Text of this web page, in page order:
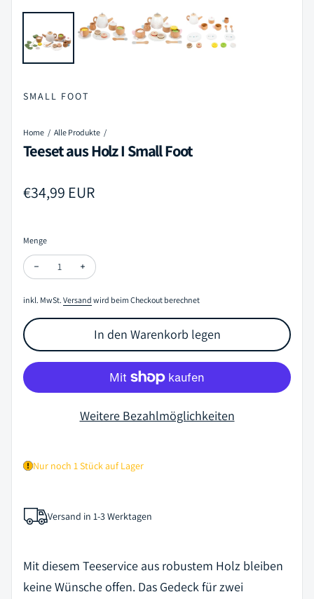
SMALL FOOT
Home Alle Produkte
Teeset aus Holz I Small Foot
Regulärer Preis
€34,99 EUR
Menge
Menge verringern für Teeset aus Holz I Small Foot
Menge erhöhen für Teeset aus Holz I Small Foot
inkl. MwSt. Versand wird beim Checkout berechnet
In den Warenkorb legen
Weitere Bezahlmöglichkeiten
Nur noch 1 Stück auf Lager
Versand in 1-3 Werktagen
Mit diesem Teeservice aus robustem Holz bleiben
keine Wünsche offen. Das Gedeck für zwei